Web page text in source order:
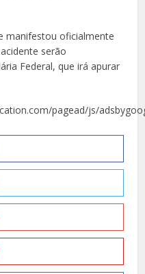
manifestou oficialmente
serão
Federal, que irá apurar
pagead/js/